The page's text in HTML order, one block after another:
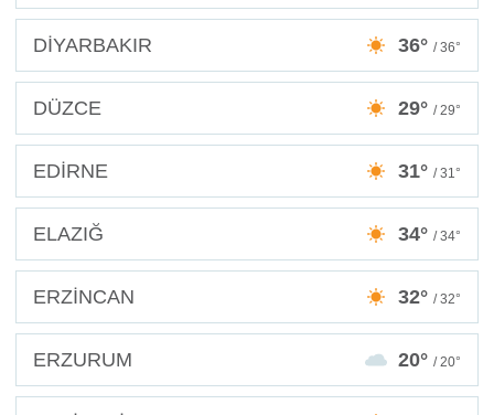
DİYARBAKIR 36° / 36°
DÜZCE 29° / 29°
EDİRNE 31° / 31°
ELAZIĞ 34° / 34°
ERZİNCAN 32° / 32°
ERZURUM 20° / 20°